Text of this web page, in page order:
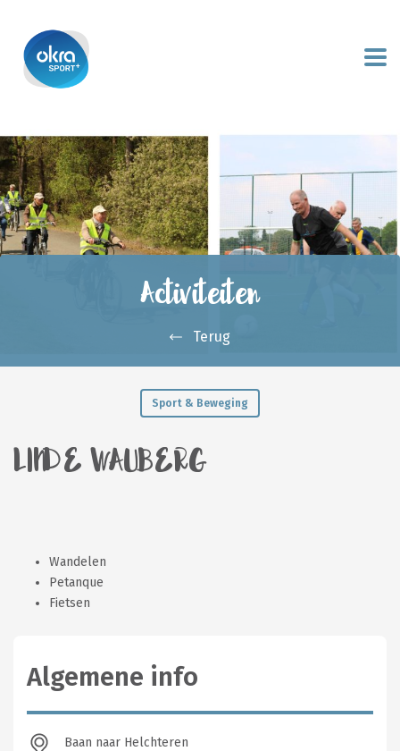
Activiteiten
Terug
Sport & Beweging
LINDE WAUBERG
Wandelen
Petanque
Fietsen
Algemene info
Baan naar Helchteren